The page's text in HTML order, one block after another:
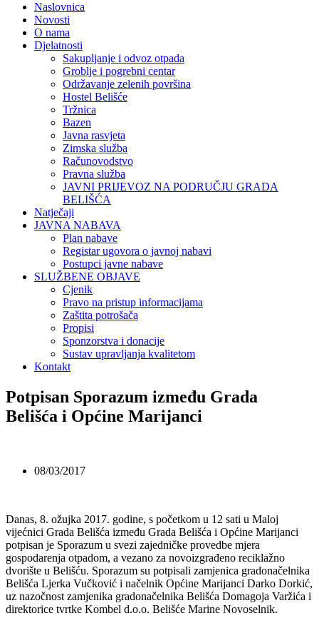
Naslovnica
Novosti
O nama
Djelatnosti
Sakupljanje i odvoz otpada
Groblje i pogrebni centar
Održavanje zelenih površina
Hostel Belišće
Tržnica
Bazen
Javna rasvjeta
Zimska služba
Računovodstvo
Pravna služba
JAVNI PRIJEVOZ NA PODRUČJU GRADA
BELIŠĆA
Natječaji
JAVNA NABAVA
Plan nabave
Registar ugovora o javnoj nabavi
Postupci javne nabave
SLUŽBENE OBJAVE
Cjenik
Pravo na pristup informacijama
Zaštita potrošača
Propisi
Sponzorstva i donacije
Sustav upravljanja kvalitetom
Kontakt
Potpisan Sporazum između Grada
Belišća i Općine Marijanci
08/03/2017
Danas, 8. ožujka 2017. godine, s početkom u 12 sati u Maloj
vijećnici Grada Belišća između Grada Belišća i Općine Marijanci
potpisan je Sporazum u svezi zajedničke provedbe mjera
gospodarenja otpadom, a vezano za novoizgrađeno reciklažno
dvorište u Belišću. Sporazum su potpisali zamjenica gradonačelnika
Belišća Ljerka Vučković i načelnik Općine Marijanci Darko Dorkić,
uz nazočnost zamjenika gradonačelnika Belišća Domagoja Varžića i
direktorice tvrtke Kombel d.o.o. Belišće Marine Novoselnik.